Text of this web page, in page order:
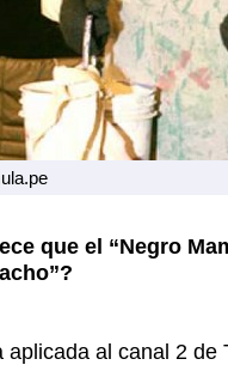
que el “Negro
aplicada al canal 2